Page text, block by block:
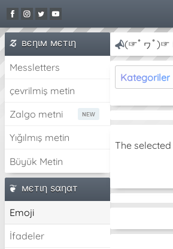
вєηιм мєтιη
Messletters
çevrilmiş metin
Zalgo metni
Yığılmış metin
Büyük Metin
мєтιη ѕαηαт
Emoji
İfadeler
(☞ﾟヮﾟ)☞
Kategoriler
The